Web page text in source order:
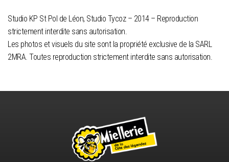
Studio KP St Pol de Léon, Studio Tycoz – 2014 – Reproduction
strictement interdite sans autorisation.
Les photos et visuels du site sont la propriété exclusive de la SARL
2MRA. Toutes reproduction strictement interdite sans autorisation.